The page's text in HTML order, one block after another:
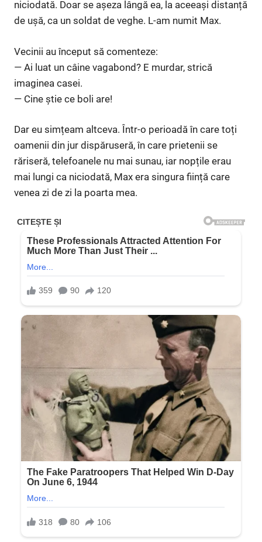
niciodată. Doar se așeza lângă ea, la aceeași distanță
de ușă, ca un soldat de veghe. L-am numit Max.
Vecinii au început să comenteze:
— Ai luat un câine vagabond? E murdar, strică
imaginea casei.
— Cine știe ce boli are!
Dar eu simțeam altceva. Într-o perioadă în care toți
oamenii din jur dispăruseră, în care prietenii se
răriseră, telefoanele nu mai sunau, iar nopțile erau
mai lungi ca niciodată, Max era singura ființă care
venea zi de zi la poarta mea.